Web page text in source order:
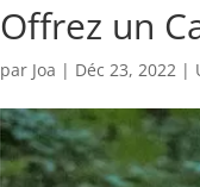
Offrez un
par Joa | Déc 23, 2022 |